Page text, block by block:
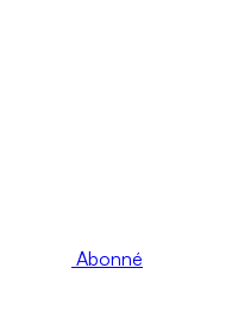
Abonné